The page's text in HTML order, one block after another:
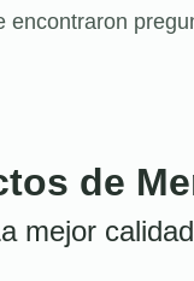
encontraron
de
mejor calidad